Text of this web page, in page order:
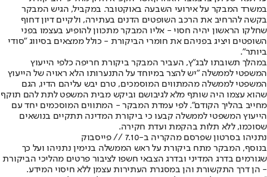
במשרד המבקר על אירועי השבעה באוקטובר. במקביל, הגיש המבקר
בקשה להרחיב את הרכב השופטים הדנים בעתירה, ולקיים דיון דחוף
שחלקו הראשון יהיה חסוי - אליו המבקר מתכוון להופיע בעצמו בפני
השופטים ויציג בפניהם את חומרי הביקורת - כולל ממצאים בסיווג "סודי
ביותר".
במהלך תשובתו לבג"ץ, העביר המבקר ביקורת חריפה כלפי הייעוץ
המשפטי לממשלה "יש להצר במיוחד על התנערותו הלא ראויה של הייעוץ
המשפטי לממשלה מהמתווים המוסמכים, טרם יבש עליהם הדיו, הגם
שהוא עצמו היה שותף מלא לגיבושם וביקש מבית המשפט לתת להם תוקף
מחייב בהליך הקודם". לפי עמדת המבקר - המתווים המוסכמים יחד עם
הייעוץ המשפטי לממשלה קבעו כי ביקורת המדינה תתקיים בנושאים
שסוכמו, ללא תלות בהקמת ועדת חקירה.
נתניהו בסרטון שפרסם מהקריה ב-7.10 // פייסבוק
בנוסף, המבקר מתח ביקורת על ראש הממשלה בנימין נתניהו ועל כך
שגורמים בדרג המדיני ובדרג הצבאי חשפו לציבור פרטים מהליכי הביקורת
- הן דרך התקשורת והן במסגרת העתירות עצמן ללא חיסוי המידע.